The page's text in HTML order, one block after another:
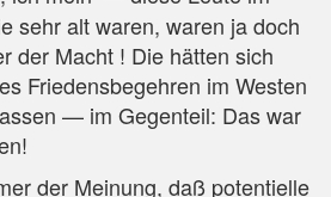
sehr alt waren, waren ja doch
der Macht ! Die hät­ten sich
Frie­dens­be­geh­ren im Wes­ten
— im Gegen­teil: Das war
der Mei­nung, daß poten­ti­el­le